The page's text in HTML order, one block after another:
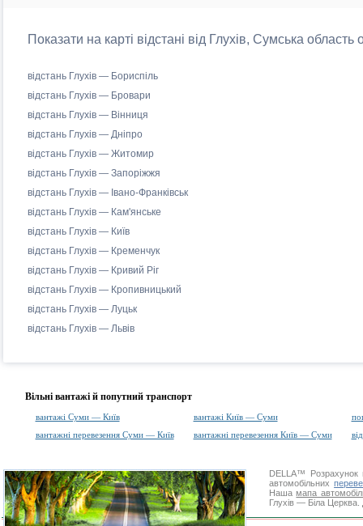
Показати на карті відстані від Глухів, Сумська
відстань Глухів — Бориспіль
відстань Глухів — Бровари
відстань Глухів — Вінниця
відстань Глухів — Дніпро
відстань Глухів — Житомир
відстань Глухів — Запоріжжя
відстань Глухів — Івано-Франківськ
відстань Глухів — Кам'янське
відстань Глухів — Київ
відстань Глухів — Кременчук
відстань Глухів — Кривий Ріг
відстань Глухів — Кропивницький
відстань Глухів — Луцьк
відстань Глухів — Львів
Вільні вантажі й попутний транспорт
вантажі Суми — Київ вантажі Київ — Суми
вантажні перевезення Суми — Київ
вантажні перевезення Київ — Суми
DELLA™
Розрахунок
автомобільних
Нашамапа
Глухів — Біла Церква.